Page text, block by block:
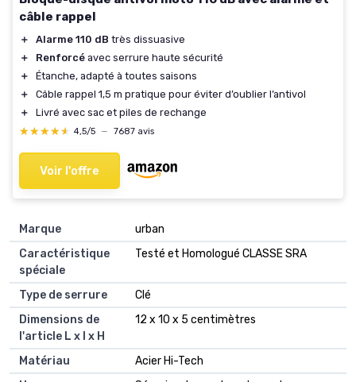
câble rappel
＋ Alarme 110 dB très dissuasive
＋
Renforcé avec serrure haute sécurité
＋
Étanche, adapté à toutes saisons
＋
Câble rappel 1,5 m pratique pour éviter d’oublier l’antivol
＋
Livré avec sac et piles de rechange
★★★★★
★★★★★ 4,5/5 — 7687 avis
Voir l'offre
Marque
urban
Caractéristique
spéciale
Testé et Homologué CLASSE SRA
Type de serrure
Clé
Dimensions de
l'article L x l x H
12 x 10 x 5 centimètres
Matériau
Acier Hi-Tech